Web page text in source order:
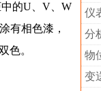
的U、V、W
有相色漆，
色。
仪
分
物
变